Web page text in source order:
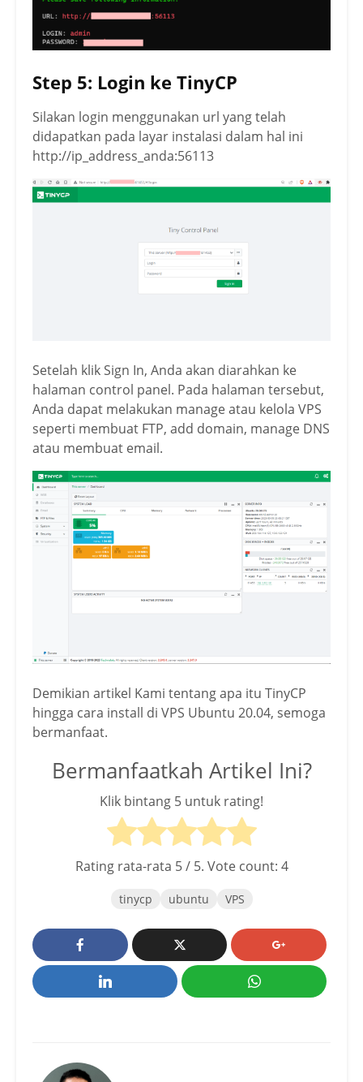
Step 5: Login ke TinyCP
Silakan login menggunakan url yang telah
didapatkan pada layar instalasi dalam hal ini
http://ip_address_anda:56113
Setelah klik Sign In, Anda akan diarahkan ke
halaman control panel. Pada halaman tersebut,
Anda dapat melakukan manage atau kelola VPS
seperti membuat FTP, add domain, manage DNS
atau membuat email.
Demikian artikel Kami tentang apa itu TinyCP
hingga cara install di VPS Ubuntu 20.04, semoga
bermanfaat.
Bermanfaatkah Artikel Ini?
Klik bintang 5 untuk rating!
Rating rata-rata 5/ 5. Vote count: 4
tinycp ubuntu VPS